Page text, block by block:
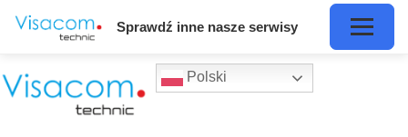
Polski
Sprawdź inne nasze serwisy